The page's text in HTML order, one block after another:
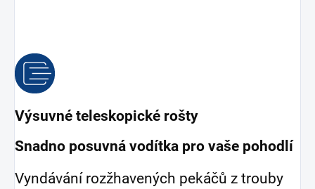
Výsuvné teleskopické rošty
Snadno posuvná vodítka pro vaše pohodlí
Vyndávání rozžhavených pekáčů z trouby